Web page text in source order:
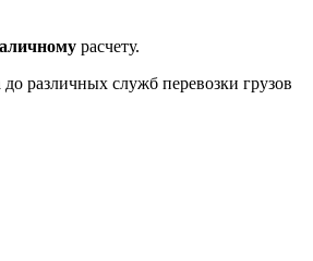
расчету.
различных служб перевозки грузов